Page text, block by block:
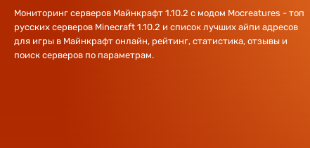
Мониторинг серверов Майнкрафт 1.10.2 с модом Mocreatures - топ
русских серверов Minecraft 1.10.2 и список лучших айпи адресов
для игры в Майнкрафт онлайн, рейтинг, статистика, отзывы и
поиск серверов по параметрам.